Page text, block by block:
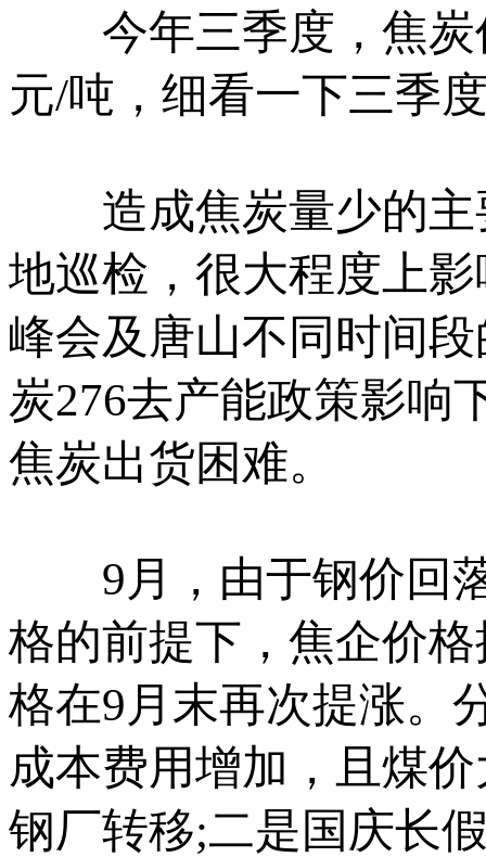
今年三季度，焦炭
元/吨，细看一下三季
造成焦炭量少的主
地巡检，很大程度上
峰会及唐山不同时间
炭276去产能政策影响
焦炭出货困难。
9月，由于钢价回落
格的前提下，焦企价
格在9月末再次提涨。
成本费用增加，且煤
钢厂转移;二是国庆长